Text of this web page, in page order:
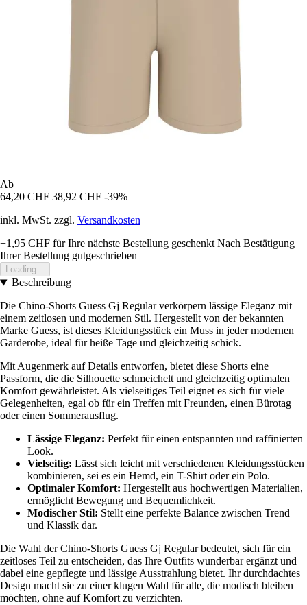
Ab
64,20 CHF 38,92 CHF -39%
inkl. MwSt. zzgl. Versandkosten
+1,95 CHF für Ihre nächste Bestellung geschenkt Nach Bestätigung
Ihrer Bestellung gutgeschrieben
Loading...
Beschreibung
Die Chino-Shorts Guess Gj Regular verkörpern lässige Eleganz mit
einem zeitlosen und modernen Stil. Hergestellt von der bekannten
Marke Guess, ist dieses Kleidungsstück ein Muss in jeder modernen
Garderobe, ideal für heiße Tage und gleichzeitig schick.
Mit Augenmerk auf Details entworfen, bietet diese Shorts eine
Passform, die die Silhouette schmeichelt und gleichzeitig optimalen
Komfort gewährleistet. Als vielseitiges Teil eignet es sich für viele
Gelegenheiten, egal ob für ein Treffen mit Freunden, einen Bürotag
oder einen Sommerausflug.
Lässige Eleganz: Perfekt für einen entspannten und raffinierten
Look.
Vielseitig: Lässt sich leicht mit verschiedenen Kleidungsstücken
kombinieren, sei es ein Hemd, ein T-Shirt oder ein Polo.
Optimaler Komfort: Hergestellt aus hochwertigen Materialien,
ermöglicht Bewegung und Bequemlichkeit.
Modischer Stil: Stellt eine perfekte Balance zwischen Trend
und Klassik dar.
Die Wahl der Chino-Shorts Guess Gj Regular bedeutet, sich für ein
zeitloses Teil zu entscheiden, das Ihre Outfits wunderbar ergänzt und
dabei eine gepflegte und lässige Ausstrahlung bietet. Ihr durchdachtes
Design macht sie zu einer klugen Wahl für alle, die modisch bleiben
möchten, ohne auf Komfort zu verzichten.